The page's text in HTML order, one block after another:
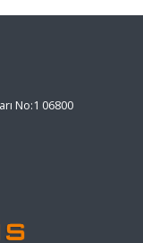
No:1 06800